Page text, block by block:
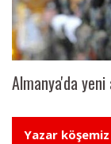
Almanya'da
Yazar köşemiz